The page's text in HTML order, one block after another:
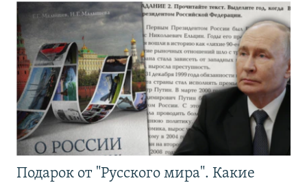
Подарок от "Русского мира". Какие